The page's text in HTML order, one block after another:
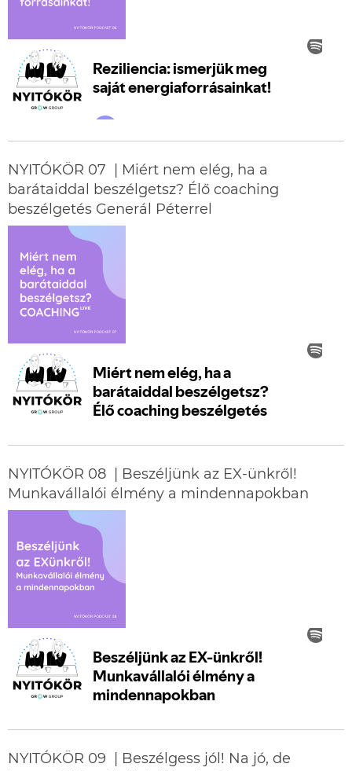
NYITÓKÖR 07 | Miért nem elég, ha a
barátaiddal beszélgetsz? Élő coaching
beszélgetés Generál Péterrel
NYITÓKÖR 08 | Beszéljünk az EX-ünkről!
Munkavállalói élmény a mindennapokban
NYITÓKÖR 09 | Beszélgess jól! Na jó, de